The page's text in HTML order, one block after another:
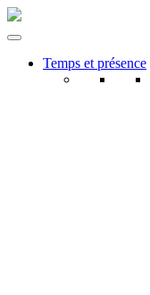
Temps et présence